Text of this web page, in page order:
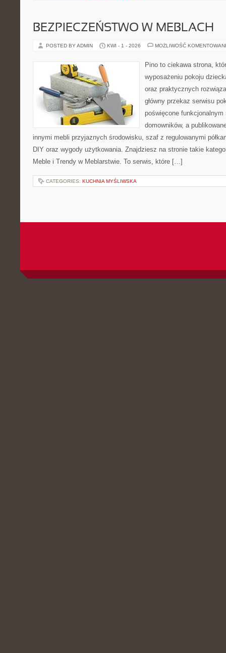
BEZPIECZEŃSTWO W MEBLACH
POSTED BY ADMIN KWI - 1 - 2026 MOŻLIWOŚĆ
Pino to ciekawa strona,
wyposażeniu pokoju
oraz praktycznych
główny przekaz serwisu
poświęcone
domowników, a
innymi mebli przyjaznych środowisku, szaf z regulowanymi
DIY oraz wygody użytkowania. Znajdziesz na stronie takie
Meble i Trendy w Meblarstwie. To serwis, które […]
CATEGORIES: KUCHNIA MYŚLIWSKA